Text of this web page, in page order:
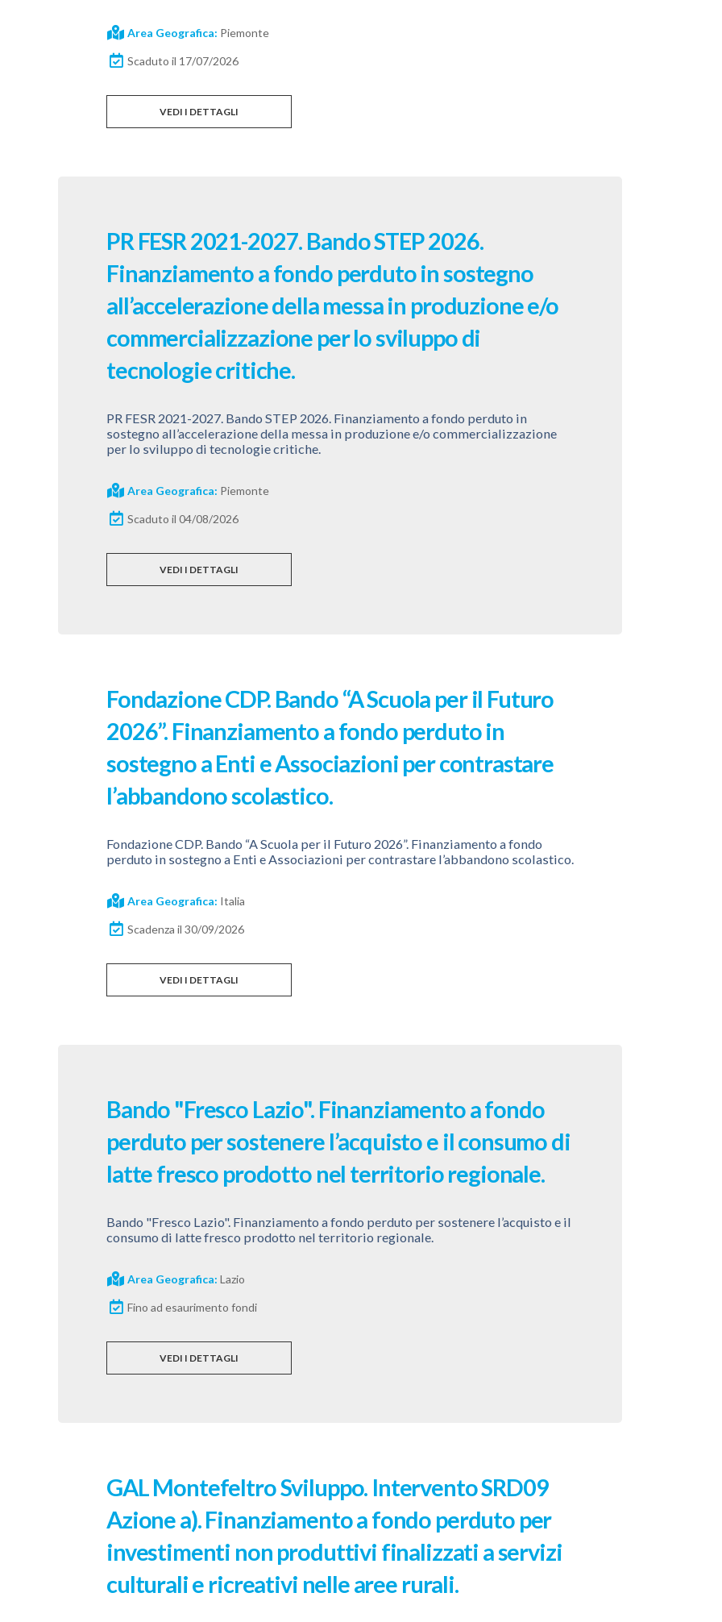
Area Geografica: Piemonte
Scaduto il 17/07/2026
VEDI I DETTAGLI
PR FESR 2021-2027. Bando STEP 2026.
Finanziamento a fondo perduto in sostegno
all’accelerazione della messa in produzione e/o
commercializzazione per lo sviluppo di
tecnologie critiche.
PR FESR 2021-2027. Bando STEP 2026. Finanziamento a fondo perduto in
sostegno all’accelerazione della messa in produzione e/o commercializzazione
per lo sviluppo di tecnologie critiche.
Area Geografica: Piemonte
Scaduto il 04/08/2026
VEDI I DETTAGLI
Fondazione CDP. Bando “A Scuola per il Futuro
2026”. Finanziamento a fondo perduto in
sostegno a Enti e Associazioni per contrastare
l’abbandono scolastico.
Fondazione CDP. Bando “A Scuola per il Futuro 2026”. Finanziamento a fondo
perduto in sostegno a Enti e Associazioni per contrastare l’abbandono scolastico.
Area Geografica: Italia
Scadenza il 30/09/2026
VEDI I DETTAGLI
Bando "Fresco Lazio". Finanziamento a fondo
perduto per sostenere l’acquisto e il consumo di
latte fresco prodotto nel territorio regionale.
Bando "Fresco Lazio". Finanziamento a fondo perduto per sostenere l’acquisto e il
consumo di latte fresco prodotto nel territorio regionale.
Area Geografica:Lazio
Fino ad esaurimento fondi
VEDI I DETTAGLI
GAL Montefeltro Sviluppo. Intervento SRD09
Azione a). Finanziamento a fondo perduto per
investimenti non produttivi finalizzati a servizi
culturali e ricreativi nelle aree rurali.